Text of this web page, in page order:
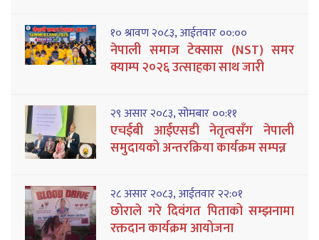
१० श्रावण २०८३, आईतवार ००:००
नेपाली समाज टेक्सास (NST) समर
क्याम्प २०२६ उत्साहका साथ जारी
२९ असार २०८३, सोमबार ००:११
एचईबी आईएसडी नेतृत्वसँग नेपाली
समुदायको अन्तरक्रिया कार्यक्रम सम्पन्न
२८ असार २०८३, आईतवार २२:०१
छोराले गरे दिवंगत पिताको सम्झनामा
रक्तदान कार्यक्रम आयोजना